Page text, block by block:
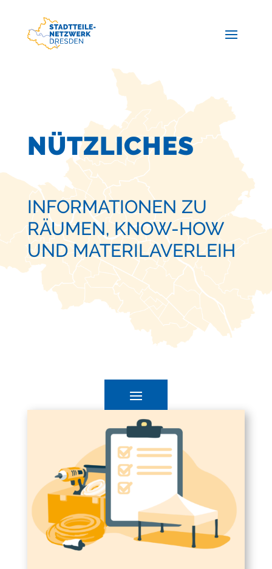
NÜTZLICHES
INFORMATIONEN ZU
RÄUMEN, KNOW-HOW
UND MATERILAVERLEIH